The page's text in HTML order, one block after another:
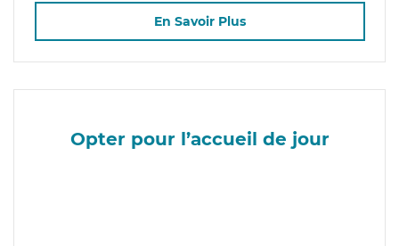
En Savoir Plus
Opter pour l’accueil de jour